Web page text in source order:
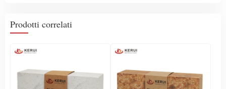
Prodotti correlati